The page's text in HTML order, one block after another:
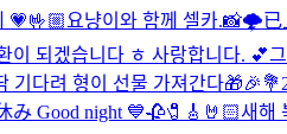
💗🤟🏼 요냥이와 함께 셀카.📸🌩已
이 되겠습니다 ㅎ 사랑합니다. 💕
기다려 형이 선물 가져간다🎁🎉💐
み Good night 💙🥀🧷🎸🤘🏻새해